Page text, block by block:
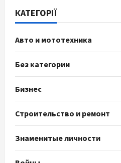
КАТЕГОРІЇ
Авто и мототехника
Без категории
Бизнес
Строительство и ремонт
Знаменитые личности